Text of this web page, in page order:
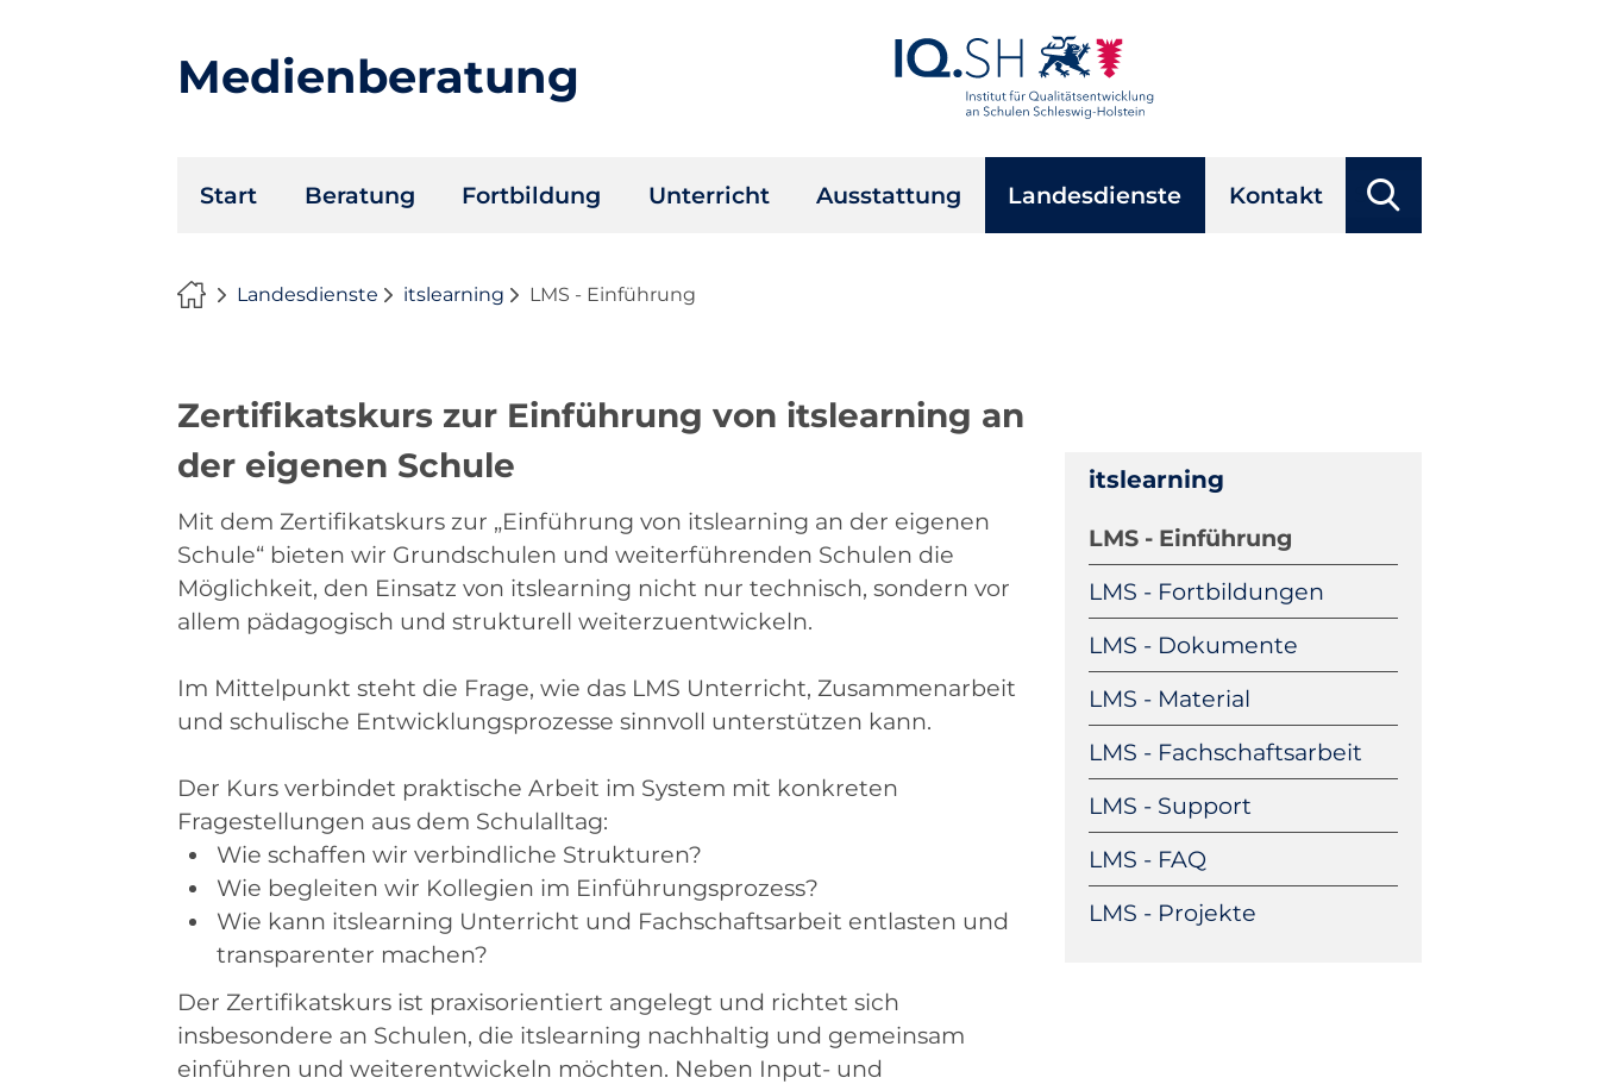
Medienberatung
überspringen
Start Beratung Fortbildung Unterricht Ausstattung Landesdienste Kontakt Suchbegriffe
Landesdienste itslearning LMS - Einführung
Zertifikatskurs zur Einführung von itslearning an
der eigenen Schule
Mit dem Zertifikatskurs zur „Einführung von itslearning an der eigenen
Schule“ bieten wir Grundschulen und weiterführenden Schulen die
Möglichkeit, den Einsatz von itslearning nicht nur technisch, sondern vor
allem pädagogisch und strukturell weiterzuentwickeln.
Im Mittelpunkt steht die Frage, wie das LMS Unterricht, Zusammenarbeit
und schulische Entwicklungsprozesse sinnvoll unterstützen kann.
Der Kurs verbindet praktische Arbeit im System mit konkreten
Fragestellungen aus dem Schulalltag:
Wie schaffen wir verbindliche Strukturen?
Wie begleiten wir Kollegien im Einführungsprozess?
Wie kann itslearning Unterricht und Fachschaftsarbeit entlasten und
transparenter machen?
Der Zertifikatskurs ist praxisorientiert angelegt und richtet sich
insbesondere an Schulen, die itslearning nachhaltig und gemeinsam
einführen und weiterentwickeln möchten. Neben Input- und
itslearning
Navigation
überspringen
LMS - Einführung
LMS - Fortbildungen
LMS - Dokumente
LMS - Material
LMS - Fachschaftsarbeit
LMS - Support
LMS - FAQ
LMS - Projekte